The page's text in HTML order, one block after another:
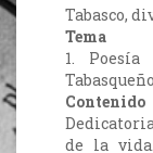
Tabasco,
Tema
1. Poesía
Contenido
de la